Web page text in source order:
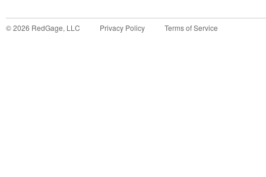
©2026 RedGage, LLC Privacy Policy Terms of Service